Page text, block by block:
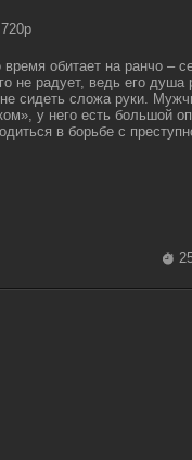
время обитает на ранчо –
не радует, ведь его душа
сидеть сложа руки.
у него есть большой
в борьбе с